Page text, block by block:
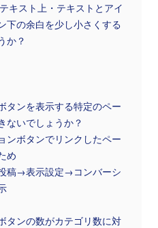
キスト上・テキストとアイ
下の余白を少し小さくする
か？
タンを表示する特定のペー
ないでしょうか？
ンボタンでリンクしたペー
め
稿→表示設定→コンバーシ
タンの数がカテゴリ数に対